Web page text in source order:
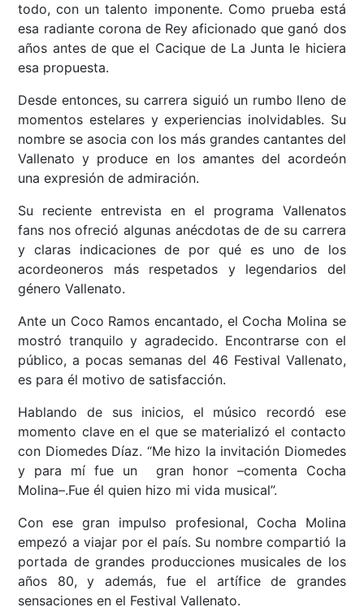
todo, con un talento imponente. Como prueba está
esa radiante corona de Rey aficionado que ganó dos
años antes de que el Cacique de La Junta le hiciera
esa propuesta.
Desde entonces, su carrera siguió un rumbo lleno de
momentos estelares y experiencias inolvidables. Su
nombre se asocia con los más grandes cantantes del
Vallenato y produce en los amantes del acordeón
una expresión de admiración.
Su reciente entrevista en el programa Vallenatos
fans nos ofreció algunas anécdotas de de su carrera
y claras indicaciones de por qué es uno de los
acordeoneros más respetados y legendarios del
género Vallenato.
Ante un Coco Ramos encantado, el Cocha Molina se
mostró tranquilo y agradecido. Encontrarse con el
público, a pocas semanas del 46 Festival Vallenato,
es para él motivo de satisfacción.
Hablando de sus inicios, el músico recordó ese
momento clave en el que se materializó el contacto
con Diomedes Díaz. “Me hizo la invitación Diomedes
y para mí fue un gran honor –comenta Cocha
Molina–.Fue él quien hizo mi vida musical”.
Con ese gran impulso profesional, Cocha Molina
empezó a viajar por el país. Su nombre compartió la
portada de grandes producciones musicales de los
años 80, y además, fue el artífice de grandes
sensaciones en el Festival Vallenato.